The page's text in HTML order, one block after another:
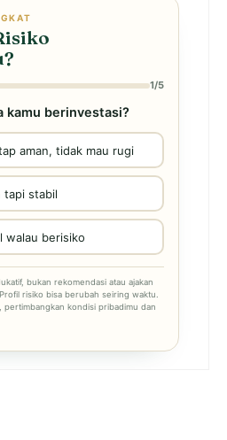
1/5
kamu berinvestasi?
aman, tidak mau rugi
tapi stabil
walau berisiko
bukan rekomendasi atau ajakan
risiko bisa berubah seiring waktu.
pertimbangkan kondisi pribadimu dan